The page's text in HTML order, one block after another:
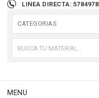
LINEA DIRECTA: 5784978
CATEGORIAS
MENU